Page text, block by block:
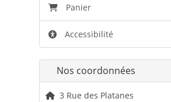
Panier
Accessibilité
Nos coordonnées
3 Rue des Platanes